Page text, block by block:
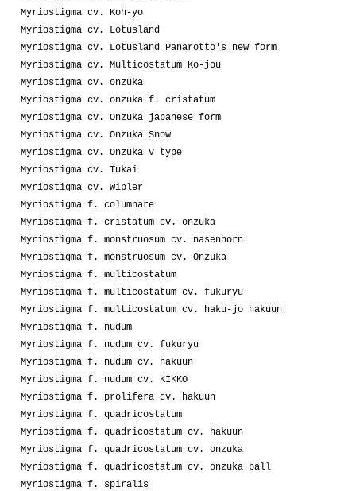
Myriostigma cv. Koh-yo
Myriostigma cv. Lotusland
Myriostigma cv. Lotusland Panarotto's new form
Myriostigma cv. Multicostatum Ko-jou
Myriostigma cv. onzuka
Myriostigma cv. onzuka f. cristatum
Myriostigma cv. Onzuka japanese form
Myriostigma cv. Onzuka Snow
Myriostigma cv. Onzuka V type
Myriostigma cv. Tukai
Myriostigma cv. Wipler
Myriostigma f. columnare
Myriostigma f. cristatum cv. onzuka
Myriostigma f. monstruosum cv. nasenhorn
Myriostigma f. monstruosum cv. Onzuka
Myriostigma f. multicostatum
Myriostigma f. multicostatum cv. fukuryu
Myriostigma f. multicostatum cv. haku-jo hakuun
Myriostigma f. nudum
Myriostigma f. nudum cv. fukuryu
Myriostigma f. nudum cv. hakuun
Myriostigma f. nudum cv. KIKKO
Myriostigma f. prolifera cv. hakuun
Myriostigma f. quadricostatum
Myriostigma f. quadricostatum cv. hakuun
Myriostigma f. quadricostatum cv. onzuka
Myriostigma f. quadricostatum cv. onzuka ball
Myriostigma f. spiralis